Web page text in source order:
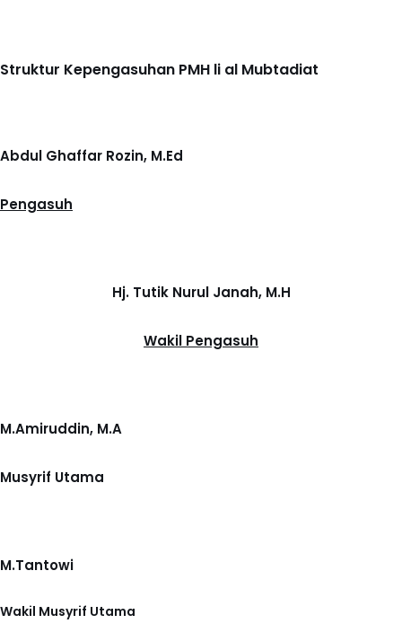
Struktur Kepengasuhan PMH li al Mubtadiat
Abdul Ghaffar Rozin, M.Ed
Pengasuh
Hj. Tutik Nurul Janah, M.H
Wakil Pengasuh
M.Amiruddin, M.A
Musyrif Utama
M.Tantowi
Wakil Musyrif Utama